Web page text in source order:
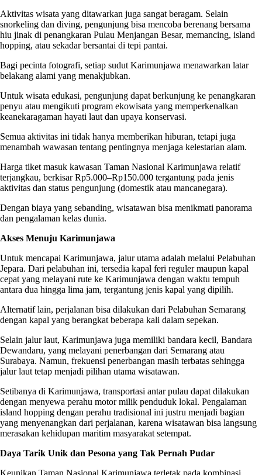
Aktivitas wisata yang ditawarkan juga sangat beragam. Selain
snorkeling dan diving, pengunjung bisa mencoba berenang bersama
hiu jinak di penangkaran Pulau Menjangan Besar, memancing, island
hopping, atau sekadar bersantai di tepi pantai.
Bagi pecinta fotografi, setiap sudut Karimunjawa menawarkan latar
belakang alami yang menakjubkan.
Untuk wisata edukasi, pengunjung dapat berkunjung ke penangkaran
penyu atau mengikuti program ekowisata yang memperkenalkan
keanekaragaman hayati laut dan upaya konservasi.
Semua aktivitas ini tidak hanya memberikan hiburan, tetapi juga
menambah wawasan tentang pentingnya menjaga kelestarian alam.
Harga tiket masuk kawasan Taman Nasional Karimunjawa relatif
terjangkau, berkisar Rp5.000–Rp150.000 tergantung pada jenis
aktivitas dan status pengunjung (domestik atau mancanegara).
Dengan biaya yang sebanding, wisatawan bisa menikmati panorama
dan pengalaman kelas dunia.
Akses Menuju Karimunjawa
Untuk mencapai Karimunjawa, jalur utama adalah melalui Pelabuhan
Jepara. Dari pelabuhan ini, tersedia kapal feri reguler maupun kapal
cepat yang melayani rute ke Karimunjawa dengan waktu tempuh
antara dua hingga lima jam, tergantung jenis kapal yang dipilih.
Alternatif lain, perjalanan bisa dilakukan dari Pelabuhan Semarang
dengan kapal yang berangkat beberapa kali dalam sepekan.
Selain jalur laut, Karimunjawa juga memiliki bandara kecil, Bandara
Dewandaru, yang melayani penerbangan dari Semarang atau
Surabaya. Namun, frekuensi penerbangan masih terbatas sehingga
jalur laut tetap menjadi pilihan utama wisatawan.
Setibanya di Karimunjawa, transportasi antar pulau dapat dilakukan
dengan menyewa perahu motor milik penduduk lokal. Pengalaman
island hopping dengan perahu tradisional ini justru menjadi bagian
yang menyenangkan dari perjalanan, karena wisatawan bisa langsung
merasakan kehidupan maritim masyarakat setempat.
Daya Tarik Unik dan Pesona yang Tak Pernah Pudar
Keunikan Taman Nasional Karimunjawa terletak pada kombinasi